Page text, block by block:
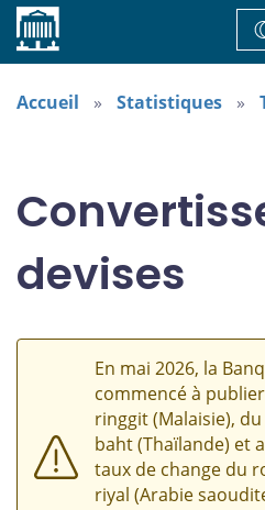
Accueil
Accueil Statistiques
devises
En mai 2026, la
commencé à
ringgit (Malaisie),
baht (Thaïlande) et
taux de change du
riyal (Arabie